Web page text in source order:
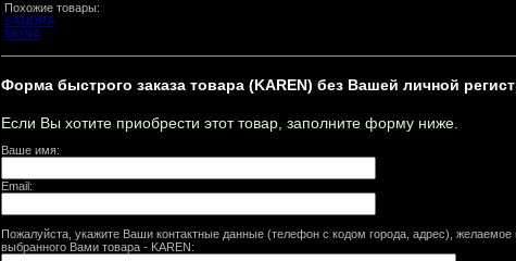
Похожие товары:
SANDRA
MONA
Форма быстрого заказа товара (KAREN) без Вашей личной
Если Вы хотите приобрести этот товар, заполните форму ниже.
Ваше имя:
Email:
Пожалуйста, укажите Ваши контактные данные (телефон с кодом города, адрес),
выбранного Вами товара - KAREN: